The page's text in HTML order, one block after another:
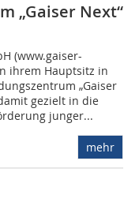
„Gaiser Next“
(www.gaiser-
ihrem Hauptsitz in
„Gaiser
gezielt in die
junger...
mehr